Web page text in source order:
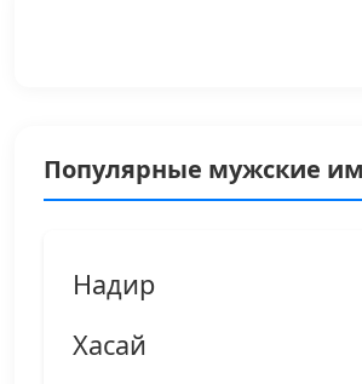
Популярные мужские
Надир
Хасай